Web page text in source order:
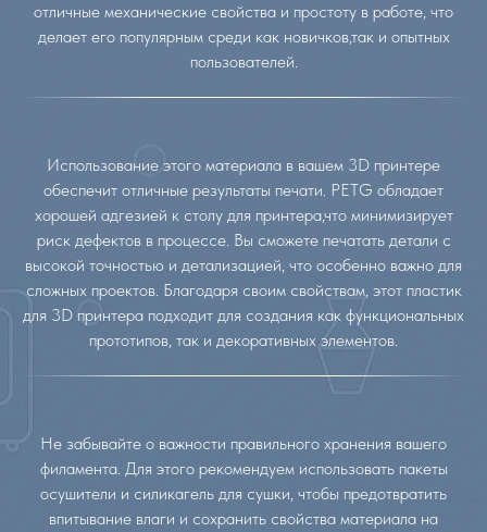
отличные механические свойства и простоту в работе, что
делает его популярным среди как новичков,так и опытных
пользователей.
Использование этого материала в вашем 3D принтере
обеспечит отличные результаты печати. PETG обладает
хорошей адгезией к столу для принтера,что минимизирует
риск дефектов в процессе. Вы сможете печатать детали с
высокой точностью и детализацией, что особенно важно для
сложных проектов. Благодаря своим свойствам, этот пластик
для 3D принтера подходит для создания как функциональных
прототипов, так и декоративных элементов.
Не забывайте о важности правильного хранения вашего
филамента. Для этого рекомендуем использовать пакеты
осушители и силикагель для сушки, чтобы предотвратить
впитывание влаги и сохранить свойства материала на